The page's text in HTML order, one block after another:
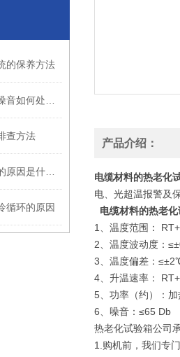
的保养方法
查方法
循环的原因
产品介绍：
电缆材料的热老化
电、光超温报警及
电缆材料的热老
1、温度范围：
2、温度波动度：
3、温度偏差：
4、升温速率：
5、功率（约）：
6、噪音：≤65 Db
热老化试验箱公司
1.购机前，我们专